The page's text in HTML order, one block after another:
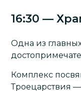
16:30 —
Одна из
Комплекс
Троецарствия